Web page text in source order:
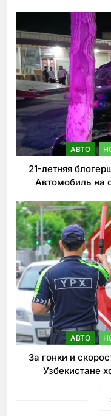
АВТО
21-летняя
Автомобиль на
АВТО
За гонки и
Узбекистане